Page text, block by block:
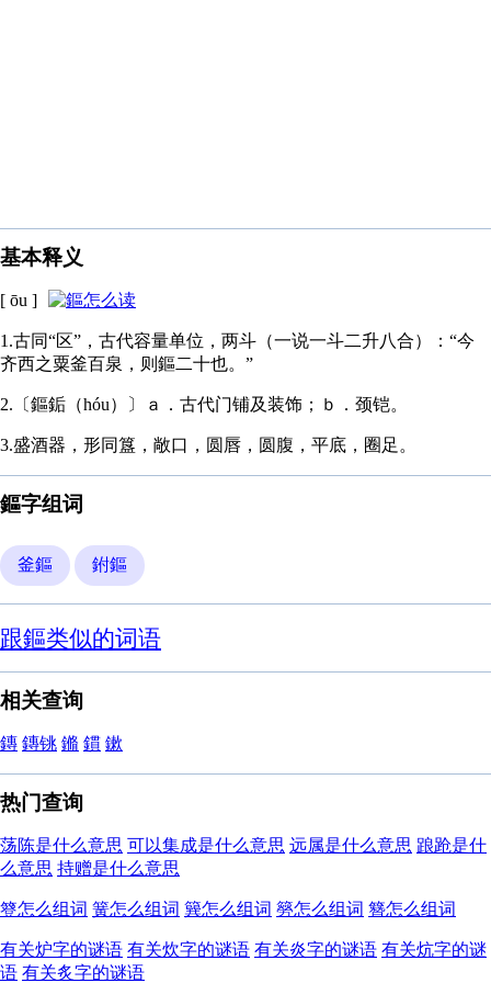
基本释义
[ ōu ]
1.古同“区”，古代容量单位，两斗（一说一斗二升八合）：“今
齐西之粟釜百泉，则鏂二十也。”
2.〔鏂銗（hóu）〕ａ．古代门铺及装饰；ｂ．颈铠。
3.盛酒器，形同簋，敞口，圆唇，圆腹，平底，圈足。
鏂字组词
釜鏂 鉜鏂
跟鏂类似的词语
相关查询
鏄 鏄铫 鏅 鏆 鏉
热门查询
荡陈是什么意思 可以集成是什么意思 远属是什么意思 踉跄是什
么意思 持赠是什么意思
簦怎么组词 簧怎么组词 簨怎么组词 簩怎么组词 簪怎么组词
有关炉字的谜语 有关炊字的谜语 有关炎字的谜语 有关炕字的谜
语 有关炙字的谜语